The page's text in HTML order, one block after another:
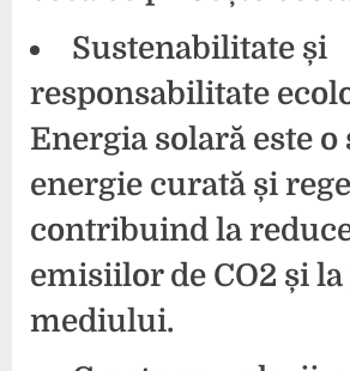
Sustenabilitate și
responsabilitate
Energia solară este o
energie curată și
contribuind la
emisiilor de CO2 și
mediului.